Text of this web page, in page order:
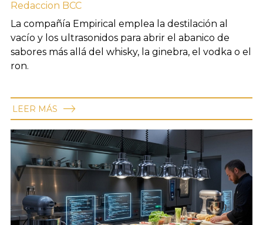
Redaccion BCC
La compañía Empirical emplea la destilación al
vacío y los ultrasonidos para abrir el abanico de
sabores más allá del whisky, la ginebra, el vodka o el
ron.
LEER MÁS